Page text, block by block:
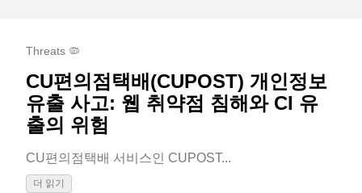
Threats 🦠
CU편의점택배(CUPOST) 개인정보
유출 사고: 웹 취약점 침해와 CI 유
출의 위험
CU편의점택배 서비스인 CUPOST...
더 읽기